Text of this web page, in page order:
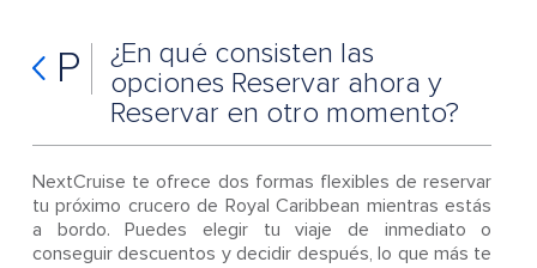
P
¿En qué consisten las
opciones Reservar ahora y
Reservar en otro momento?
NextCruise te ofrece dos formas flexibles de reservar
tu próximo crucero de Royal Caribbean mientras estás
a bordo. Puedes elegir tu viaje de inmediato o
conseguir descuentos y decidir después, lo que más te